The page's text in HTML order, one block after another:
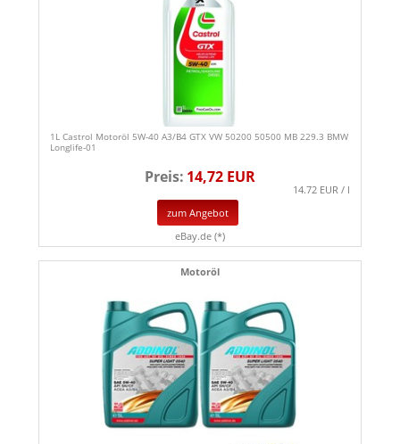
1L Castrol Motoröl 5W-40 A3/B4 GTX VW 50200 50500 MB 229.3 BMW
Longlife-01
Preis: 14,72 EUR
14.72 EUR / l
zum Angebot
eBay.de (*)
Motoröl